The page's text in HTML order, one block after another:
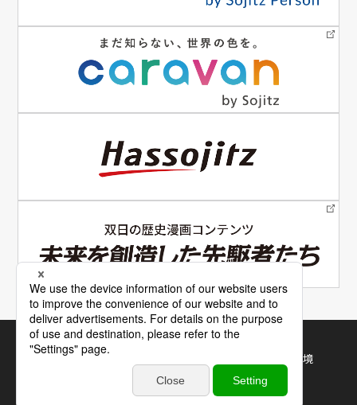
電子公告サイトマップ
利用規約・推奨環境
個人情報保護について